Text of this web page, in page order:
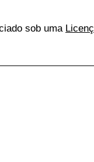
sob uma